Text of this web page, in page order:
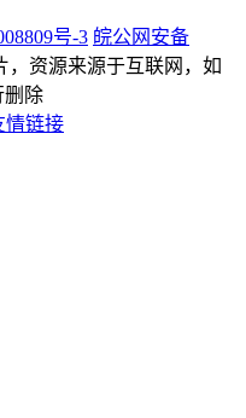
号-3 皖公网安备
，资源来源于互联网，如
删除
情链接